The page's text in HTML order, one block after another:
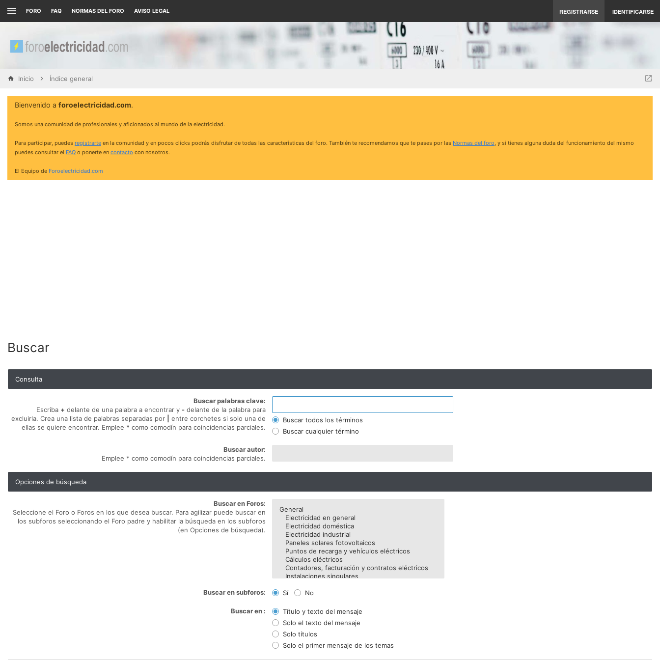
FORO FAQ NORMAS DEL FORO AVISO LEGAL REGISTRARSE IDENTIFICARSE
Inicio Índice general
Bienvenido a foroelectricidad.com.
Somos una comunidad de profesionales y aficionados al mundo de la electricidad.
Para participar, puedes registrarte en la comunidad y en pocos clicks podrás disfrutar de todas las características del foro. También te recomendamos que te pases por las Normas del foro, y si tienes alguna duda del funcionamiento del mismo
puedes consultar el FAQ o ponerte en contacto con nosotros.
El Equipo de Foroelectricidad.com
Buscar
Consulta
Buscar palabras clave:
Escriba + delante de una palabra a encontrar y -delante de la palabra para
excluirla. Crea una lista de palabras separadas por
entre corchetes si solo una de
ellas se quiere encontrar. Emplee * como comodín para coincidencias parciales.
Buscar todos los términos
Buscar cualquier término
Buscar autor:
Emplee * como comodín para coincidencias parciales.
Opciones de búsqueda
Buscar en Foros:
Seleccione el Foro o Foros en los que desea buscar. Para agilizar puede buscar en
los subforos seleccionando el Foro padre y habilitar la búsqueda en los subforos
(en Opciones de búsqueda).
Buscar en subforos: Sí No
Buscar en :
Título y texto del mensaje
Solo el texto del mensaje
Solo títulos
Solo el primer mensaje de los temas